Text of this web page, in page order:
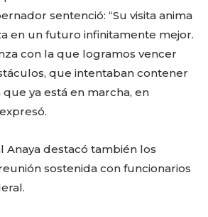
sentenció: “Su visita anima
en un futuro infinitamente mejor.
con la que logramos vencer
que intentaban contener
ya está en marcha, en
Anaya destacó también los
sostenida con funcionarios